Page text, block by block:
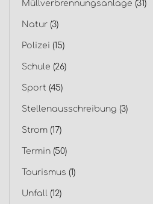
Müllverbrennungsanlage (31)
Natur (3)
Polizei (15)
Schule (26)
Sport (45)
Stellenausschreibung (3)
Strom (17)
Termin (50)
Tourismus (1)
Unfall (12)